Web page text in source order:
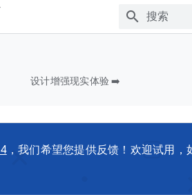
设计增强现实体验 ➡️
，我们希望您提供反馈！欢迎试用，